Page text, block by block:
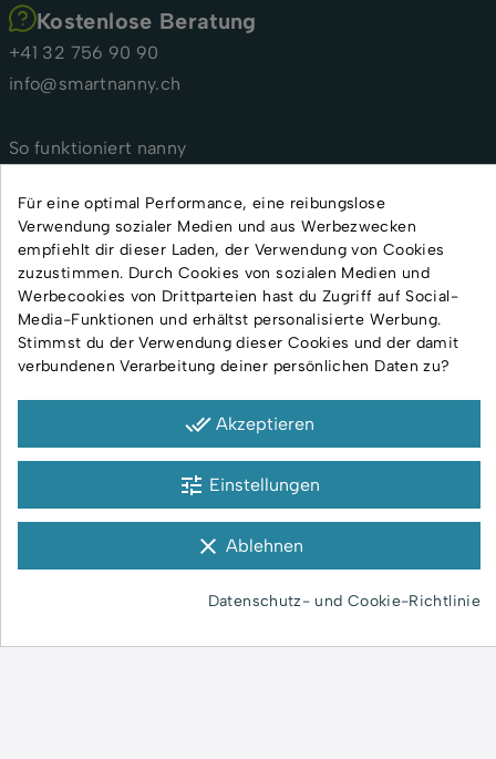
Kostenlose Beratung
+41 32 756 90 90
info@smartnanny.ch
So funktioniert nanny
Für Kindertagesstätten und Tagesmütter
Ratgeber
Zertifikate
Kontakt
AGB
Versand und Lieferung
Rückgabe und Reklamation
Datenschutzerklärung
Impressum
Für eine optimal Performance, eine reibungslose
Verwendung sozialer Medien und aus Werbezwecken
empfiehlt dir dieser Laden, der Verwendung von Cookies
zuzustimmen. Durch Cookies von sozialen Medien und
Werbecookies von Drittparteien hast du Zugriff auf Social-
Media-Funktionen und erhältst personalisierte Werbung.
Stimmst du der Verwendung dieser Cookies und der damit
verbundenen Verarbeitung deiner persönlichen Daten zu?
done_all Akzeptieren
tune Einstellungen
clear Ablehnen
Datenschutz- und Cookie-Richtlinie